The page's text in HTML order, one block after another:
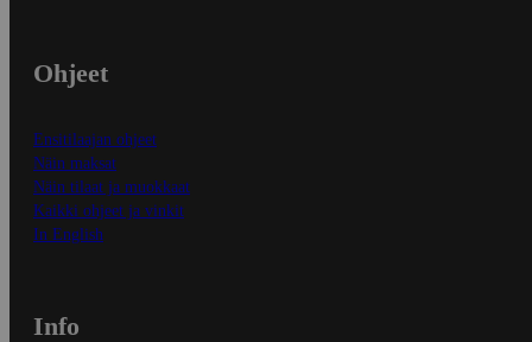
Ohjeet
Ensitilaajan ohjeet
Näin maksat
Näin tilaat ja muokkaat
Kaikki ohjeet ja vinkit
In English
Info